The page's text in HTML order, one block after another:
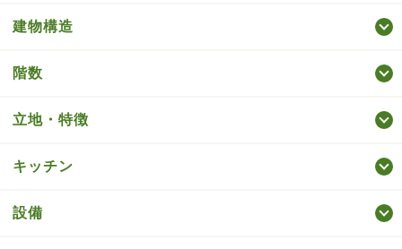
建物構造
階数
立地・特徴
キッチン
設備